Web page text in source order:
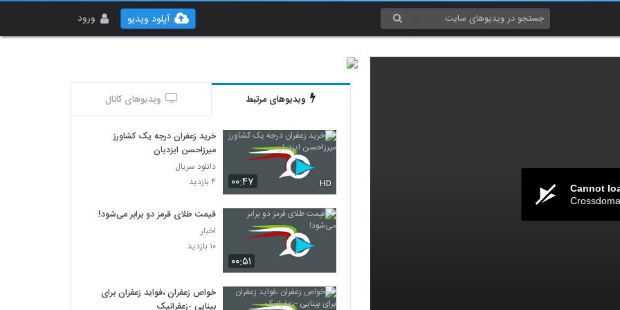
ورود آپلود ویدیو
Cannot
ویدیوهای مرتبط ویدیوهای کانال
۰۰:۴۷ HD
خرید زعفران درجه یک کشاورز
میرزاحسن ایزدیان
دانلود سریال
۴ بازدید
۰۰:۵۱
قیمت طلای قرمز دو برابر می‌شود!
اخبار
۱۰ بازدید
خواص زعفران ،فواید زعفران برای
بینایی -زعفرانیک